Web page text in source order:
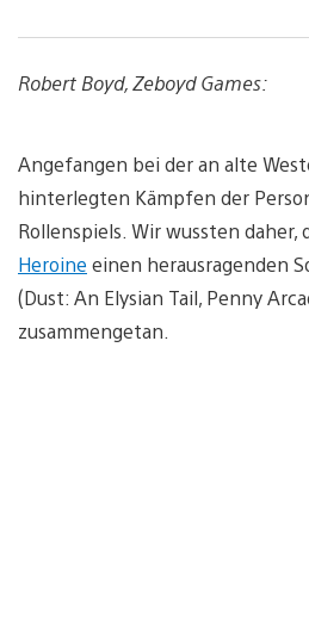
Robert Boyd, Zeboyd Games:
Angefangen bei der an alte
hinterlegten Kämpfen der
Rollenspiels. Wir wussten daher,
Heroine einen herausragenden
(Dust: An Elysian Tail, Penny
zusammengetan.